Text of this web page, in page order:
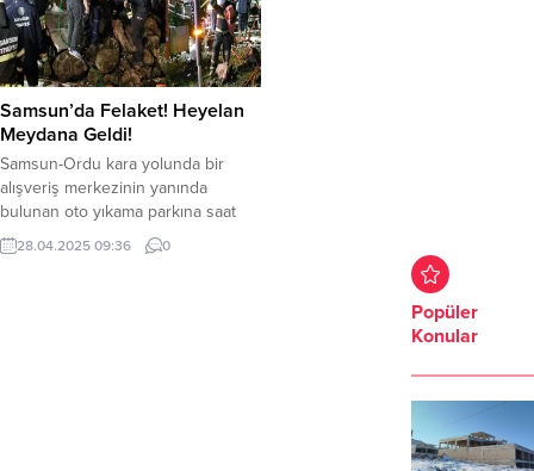
Samsun’da Felaket! Heyelan
Meydana Geldi!
Samsun-Ordu kara yolunda bir
alışveriş merkezinin yanında
bulunan oto yıkama parkına saat
23.00 sıralarında toprak kayması
meydana geldi. Toprak kayması
28.04.2025 09:36 0
Popüler
Konular